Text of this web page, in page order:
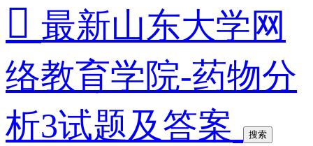
 最新山东大学网
络教育学院-药物分
析3试题及答案
搜索